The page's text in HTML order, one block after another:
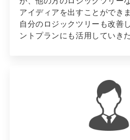
アイディアを出すことができま
自分のロジックツリーも改善
ントプランにも活用していき